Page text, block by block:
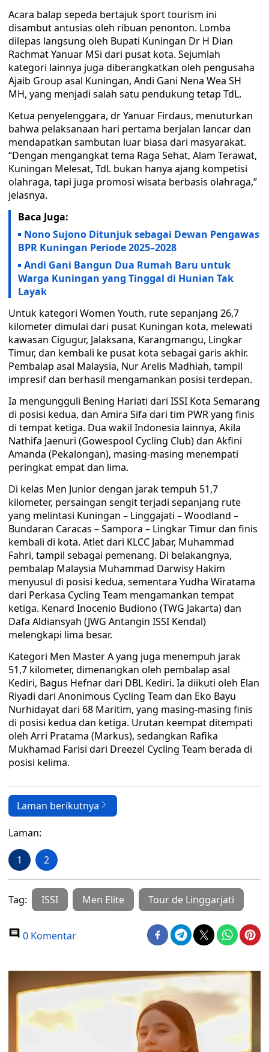
Acara balap sepeda bertajuk sport tourism ini
disambut antusias oleh ribuan penonton. Lomba
dilepas langsung oleh Bupati Kuningan Dr H Dian
Rachmat Yanuar MSi dari pusat kota. Sejumlah
kategori lainnya juga diberangkatkan oleh pengusaha
Ajaib Group asal Kuningan, Andi Gani Nena Wea SH
MH, yang menjadi salah satu pendukung tetap TdL.
Ketua penyelenggara, dr Yanuar Firdaus, menuturkan
bahwa pelaksanaan hari pertama berjalan lancar dan
mendapatkan sambutan luar biasa dari masyarakat.
“Dengan mengangkat tema Raga Sehat, Alam Terawat,
Kuningan Melesat, TdL bukan hanya ajang kompetisi
olahraga, tapi juga promosi wisata berbasis olahraga,”
jelasnya.
Baca Juga:
Nono Sujono Ditunjuk sebagai Dewan Pengawas
BPR Kuningan Periode 2025–2028
Andi Gani Bangun Dua Rumah Baru untuk
Warga Kuningan yang Tinggal di Hunian Tak
Layak
Untuk kategori Women Youth, rute sepanjang 26,7
kilometer dimulai dari pusat Kuningan kota, melewati
kawasan Cigugur, Jalaksana, Karangmangu, Lingkar
Timur, dan kembali ke pusat kota sebagai garis akhir.
Pembalap asal Malaysia, Nur Arelis Madhiah, tampil
impresif dan berhasil mengamankan posisi terdepan.
Ia mengungguli Bening Hariati dari ISSI Kota Semarang
di posisi kedua, dan Amira Sifa dari tim PWR yang finis
di tempat ketiga. Dua wakil Indonesia lainnya, Akila
Nathifa Jaenuri (Gowespool Cycling Club) dan Akfini
Amanda (Pekalongan), masing-masing menempati
peringkat empat dan lima.
Di kelas Men Junior dengan jarak tempuh 51,7
kilometer, persaingan sengit terjadi sepanjang rute
yang melintasi Kuningan – Linggajati – Woodland –
Bundaran Caracas – Sampora – Lingkar Timur dan finis
kembali di kota. Atlet dari KLCC Jabar, Muhammad
Fahri, tampil sebagai pemenang. Di belakangnya,
pembalap Malaysia Muhammad Darwisy Hakim
menyusul di posisi kedua, sementara Yudha Wiratama
dari Perkasa Cycling Team mengamankan tempat
ketiga. Kenard Inocenio Budiono (TWG Jakarta) dan
Dafa Aldiansyah (JWG Antangin ISSI Kendal)
melengkapi lima besar.
Kategori Men Master A yang juga menempuh jarak
51,7 kilometer, dimenangkan oleh pembalap asal
Kediri, Bagus Hefnar dari DBL Kediri. Ia diikuti oleh Elan
Riyadi dari Anonimous Cycling Team dan Eko Bayu
Nurhidayat dari 68 Maritim, yang masing-masing finis
di posisi kedua dan ketiga. Urutan keempat ditempati
oleh Arri Pratama (Markus), sedangkan Rafika
Mukhamad Farisi dari Dreezel Cycling Team berada di
posisi kelima.
Laman berikutnya
Laman:
1 2
Tag: ISSI Men Elite Tour de Linggarjati
0 Komentar